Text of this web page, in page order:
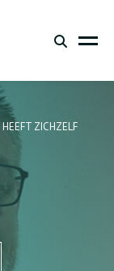
ZICHZELF